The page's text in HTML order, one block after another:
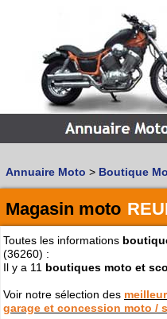
Vous recherchez un
Quoi :
Où :
480
768
Annuaire Moto > Boutique
Magasin moto
Toutes les informations
(36260) :
Il y a 11 boutiques moto et
Voir notre sélection des
garage et concession moto /